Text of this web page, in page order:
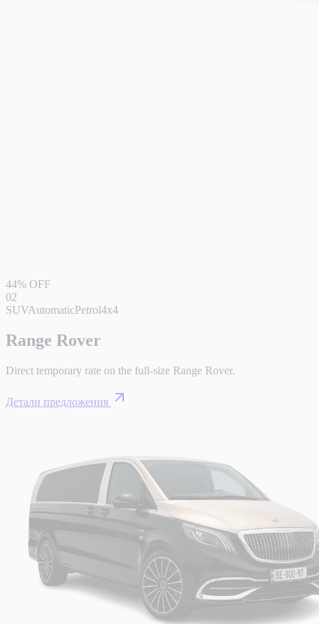
44% OFF
02
SUVAutomaticPetrol4x4
Range Rover
Direct temporary rate on the full-size Range Rover.
Детали предложения